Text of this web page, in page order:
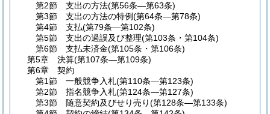
第2節
支出の方法(第56条―第63条)
第3節
支出の方法の特例(第64条―第78条)
第4節
支払(第79条―第102条)
第5節
支出の過誤及び整理(第103条・第104条)
第6節
支払未済金(第105条・第106条)
第5章
決算(第107条―第109条)
第6章
契約
第1節
一般競争入札(第110条―第123条)
第2節
指名競争入札(第124条―第127条)
第3節
随意契約及びせり売り(第128条―第133条)